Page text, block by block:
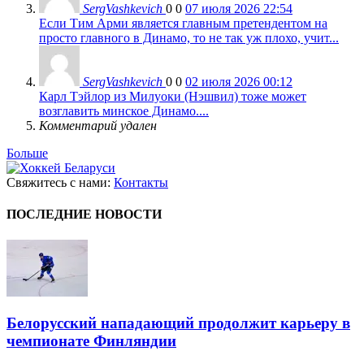
SergVashkevich 0 0 07 июля 2026 22:54
Если Тим Арми является главным претендентом на
просто главного в Динамо, то не так уж плохо, учит...
SergVashkevich 0 0 02 июля 2026 00:12
Карл Тэйлор из Милуоки (Нэшвил) тоже может
возглавить минское Динамо....
Комментарий удален
Больше
Свяжитесь с нами: Контакты
ПОСЛЕДНИЕ НОВОСТИ
Белорусский нападающий продолжит карьеру в
чемпионате Финляндии